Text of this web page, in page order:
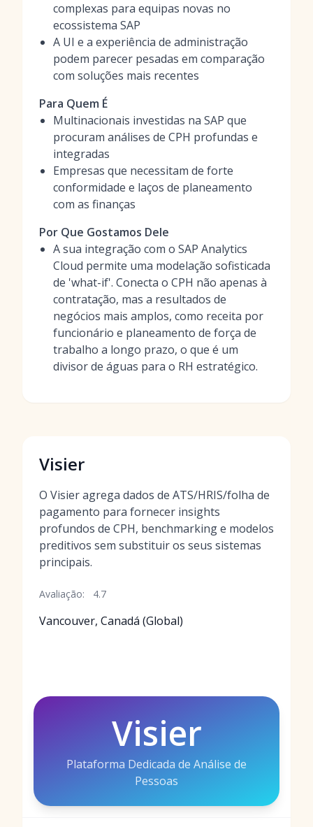
complexas para equipas novas no
ecossistema SAP
A UI e a experiência de administração
podem parecer pesadas em comparação
com soluções mais recentes
Para Quem É
Multinacionais investidas na SAP que
procuram análises de CPH profundas e
integradas
Empresas que necessitam de forte
conformidade e laços de planeamento
com as finanças
Por Que Gostamos Dele
A sua integração com o SAP Analytics
Cloud permite uma modelação sofisticada
de 'what-if'. Conecta o CPH não apenas à
contratação, mas a resultados de
negócios mais amplos, como receita por
funcionário e planeamento de força de
trabalho a longo prazo, o que é um
divisor de águas para o RH estratégico.
Visier
O Visier agrega dados de ATS/HRIS/folha de
pagamento para fornecer insights
profundos de CPH, benchmarking e modelos
preditivos sem substituir os seus sistemas
principais.
Avaliação: 4.7
Vancouver, Canadá (Global)
Visier
Plataforma Dedicada de Análise de
Pessoas